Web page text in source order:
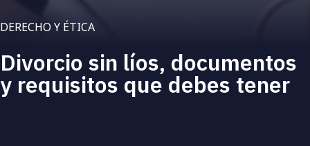
DERECHO Y ÉTICA
Divorcio sin líos, documentos
y requisitos que debes tener